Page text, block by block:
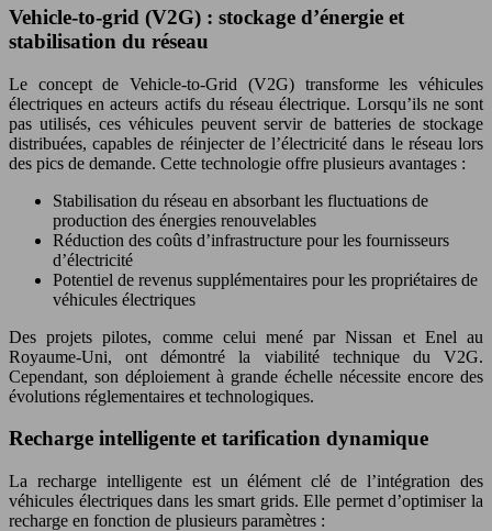
Vehicle-to-grid (V2G) : stockage d’énergie et
stabilisation du réseau
Le concept de Vehicle-to-Grid (V2G) transforme les véhicules
électriques en acteurs actifs du réseau électrique. Lorsqu’ils ne sont
pas utilisés, ces véhicules peuvent servir de batteries de stockage
distribuées, capables de réinjecter de l’électricité dans le réseau lors
des pics de demande. Cette technologie offre plusieurs avantages :
Stabilisation du réseau en absorbant les fluctuations de
production des énergies renouvelables
Réduction des coûts d’infrastructure pour les fournisseurs
d’électricité
Potentiel de revenus supplémentaires pour les propriétaires de
véhicules électriques
Des projets pilotes, comme celui mené par Nissan et Enel au
Royaume-Uni, ont démontré la viabilité technique du V2G.
Cependant, son déploiement à grande échelle nécessite encore des
évolutions réglementaires et technologiques.
Recharge intelligente et tarification dynamique
La recharge intelligente est un élément clé de l’intégration des
véhicules électriques dans les smart grids. Elle permet d’optimiser la
recharge en fonction de plusieurs paramètres :